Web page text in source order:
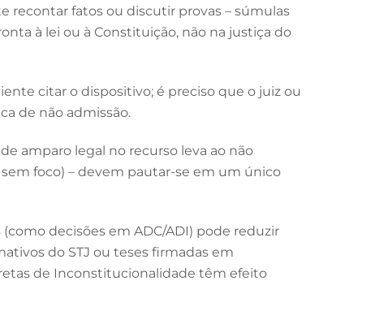
recontar fatos ou discutir provas – súmulas
à lei ou à Constituição, não na justiça do
citar o dispositivo; é preciso que o juiz ou
de não admissão.
amparo legal no recurso leva ao não
foco) – devem pautar-se em um único
decisões em ADC/ADI) pode reduzir
do STJ ou teses firmadas em
de Inconstitucionalidade têm efeito